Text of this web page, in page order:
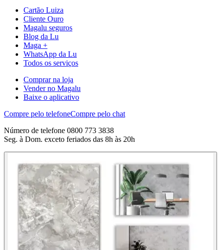
Cartão Luiza
Cliente Ouro
Magalu seguros
Blog da Lu
Maga +
WhatsApp da Lu
Todos os serviços
Comprar na loja
Vender no Magalu
Baixe o aplicativo
Compre pelo telefoneCompre pelo chat
Número de telefone 0800 773 3838
Seg. à Dom. exceto feriados das 8h às 20h